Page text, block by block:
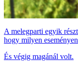
A melegparti egyik
hogy milyen
És végig magánál volt.